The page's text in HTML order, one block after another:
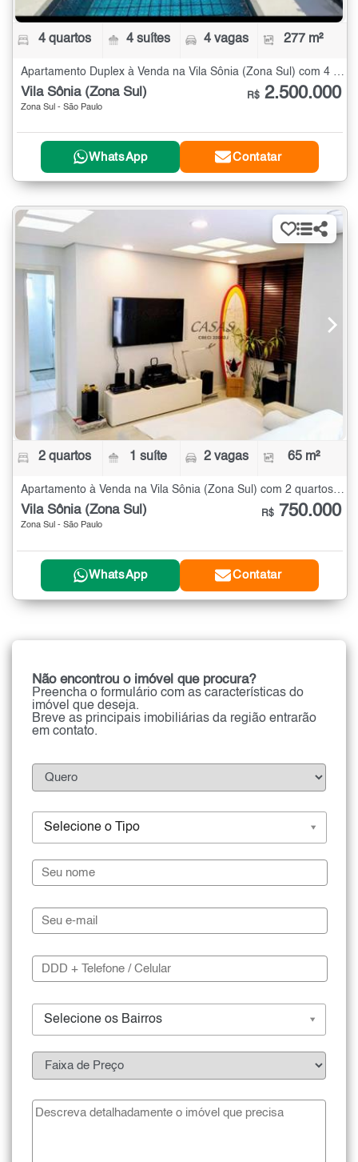
4 quartos 4 suítes 4 vagas 277 m²
Apartamento Duplex à Venda na Vila Sônia (Zona Sul) com 4 quartos - 277 m²
Vila Sônia (Zona Sul)
Zona Sul - São Paulo
R$ 2.500.000
WhatsApp Contatar
2 quartos 1 suíte 2 vagas 65 m²
Apartamento à Venda na Vila Sônia (Zona Sul) com 2 quartos - 65 m²
Vila Sônia (Zona Sul)
Zona Sul - São Paulo
R$ 750.000
WhatsApp Contatar
Não encontrou o imóvel que procura?
Preencha o formulário com as características do
imóvel que deseja.
Breve as principais imobiliárias da região entrarão
em contato.
Selecione o Tipo
Selecione os Bairros